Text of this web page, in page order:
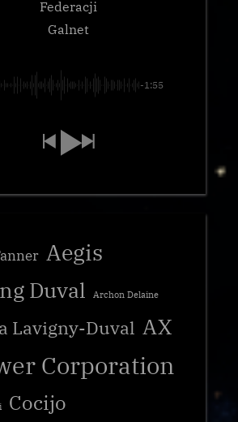
Federacji
Galnet
-1:55
Aegis
Duval Archon Delaine
Lavigny-Duval AX
Corporation
Cocijo